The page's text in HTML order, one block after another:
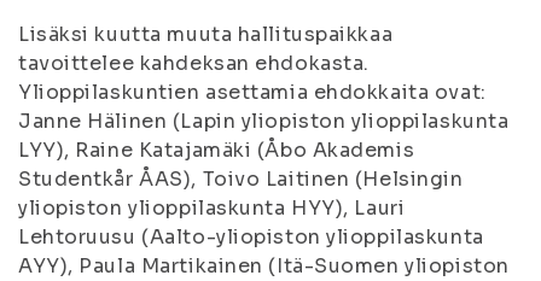
Lisäksi kuutta muuta hallituspaikkaa
tavoittelee kahdeksan ehdokasta.
Ylioppilaskuntien asettamia ehdokkaita ovat:
Janne Hälinen (Lapin yliopiston ylioppilaskunta
LYY), Raine Katajamäki (Åbo Akademis
Studentkår ÅAS), Toivo Laitinen (Helsingin
yliopiston ylioppilaskunta HYY), Lauri
Lehtoruusu (Aalto-yliopiston ylioppilaskunta
AYY), Paula Martikainen (Itä-Suomen yliopiston